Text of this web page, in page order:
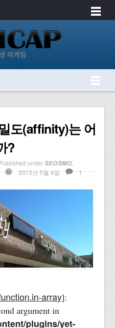
도(affinity)는 어
?
Published underSEO/SMO,
2013년 5월 4일
1
array]:
argument in
plugins/yet-